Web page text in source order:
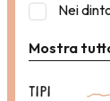
Nei
Mostra
TIPI